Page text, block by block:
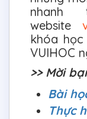
website
khóa
VUIHOC
>> Mời
Bài
Thực